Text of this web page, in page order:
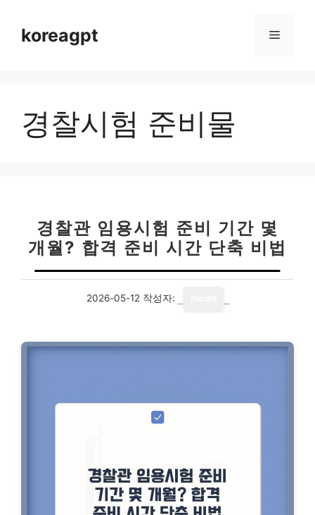
koreagpt 메
경찰시험 준비물
경찰관 임용시험 준비 기간 몇
개월? 합격 준비 시간 단축 비법
2026-05-12 작성자: